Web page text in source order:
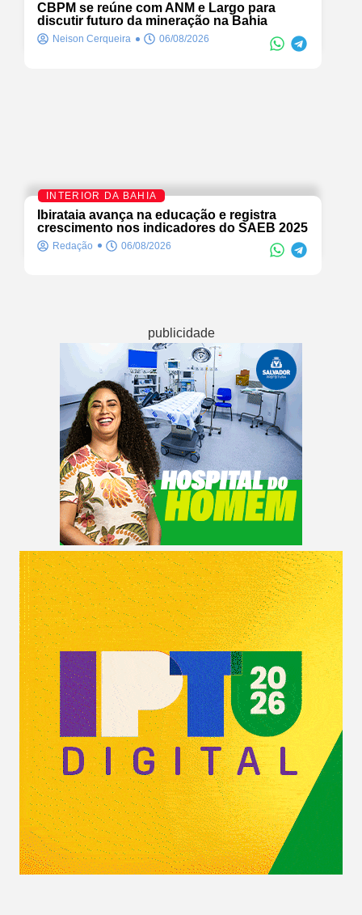
CBPM se reúne com ANM e Largo para
discutir futuro da mineração na Bahia
Neison Cerqueira 06/08/2026
INTERIOR DA BAHIA
Ibirataia avança na educação e registra
crescimento nos indicadores do SAEB 2025
Redação 06/08/2026
publicidade